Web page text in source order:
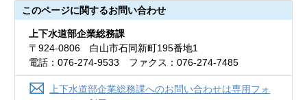
このページに関するお問い合わせ
上下水道部企業総務課
〒924-0806 白山市石同新町195番地1
電話：076-274-9533 ファクス：076-274-7485
上下水道部企業総務課へのお問い合わせは専用フォ